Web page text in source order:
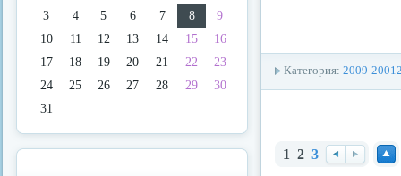
Категория: 2009-
1 2 3
3
4 5 6 7 8
9
10
11 12 13 14 15
16
17
18 19 20 21 22
23
24
25 26 27 28 29
30
31